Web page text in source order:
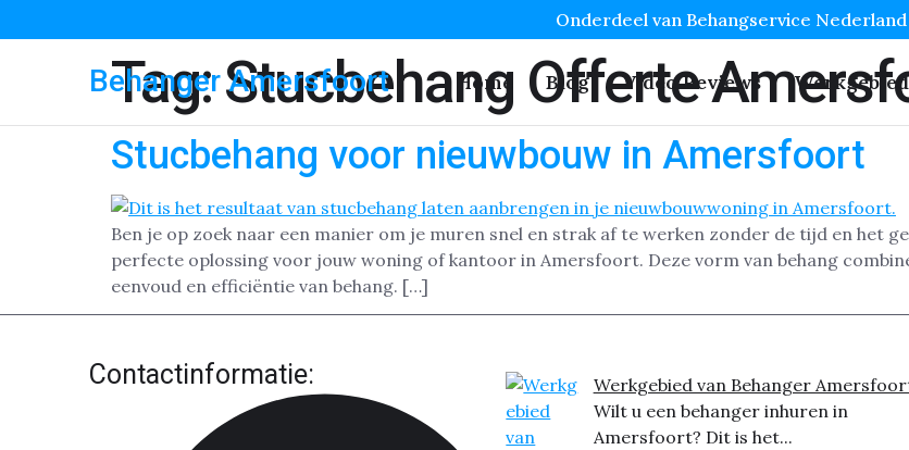
Onderdeel van Behangservice Nederland
Behanger Amersfoort Home Blog Video Reviews Werkgebied
Tag:Stucbehang Offerte
Stucbehang voor nieuwbouw in Amersfoort
Ben je op zoek naar een manier om je muren snel en strak af te werken zonder de tijd en het
perfecte oplossing voor jouw woning of kantoor in Amersfoort. Deze vorm van behang
eenvoud en efficiëntie van behang. […]
Contactinformatie:
Werkgebied van Behanger
Wilt u een behanger inhuren in
Amersfoort? Dit is het...